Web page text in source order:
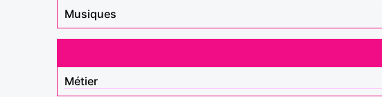
Musiques
Métier